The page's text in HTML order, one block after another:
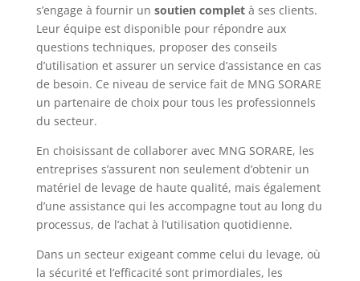
s’engage à fournir un soutien completà ses clients.
Leur équipe est disponible pour répondre aux
questions techniques, proposer des conseils
d’utilisation et assurer un service d’assistance en cas
de besoin. Ce niveau de service fait de MNG SORARE
un partenaire de choix pour tous les professionnels
du secteur.
En choisissant de collaborer avec MNG SORARE, les
entreprises s’assurent non seulement d’obtenir un
matériel de levage de haute qualité, mais également
d’une assistance qui les accompagne tout au long du
processus, de l’achat à l’utilisation quotidienne.
Dans un secteur exigeant comme celui du levage, où
la sécurité et l’efficacité sont primordiales, les